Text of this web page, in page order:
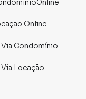
Online
Via Condomínio
Via Locação